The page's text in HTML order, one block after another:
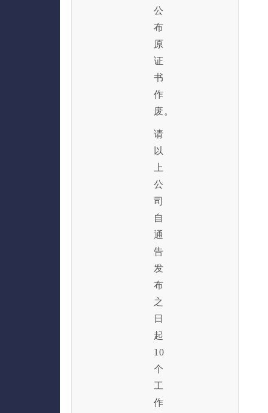
公
布
原
证
书
作
废。
请
以
上
公
司
自
通
告
发
布
之
日
起
10
个
工
作